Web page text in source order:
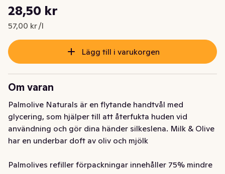
Nuvarande pris är: 28,50 kr
28,50 kr
57,00 kr /l
Styckpris: 57,00 kr /l
Lägg till i varukorgen
Om varan
Palmolive Naturals är en flytande handtvål med
glycering, som hjälper till att återfukta huden vid
användning och gör dina händer silkeslena. Milk & Olive
har en underbar doft av oliv och mjölk
Palmolives refiller förpackningar innehåller 75% mindre